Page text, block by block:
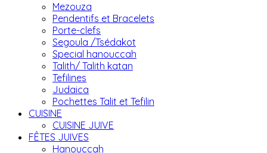
Mezouza
Pendentifs et Bracelets
Porte-clefs
Segoula /Tsédakot
Special hanouccah
Talith/ Talith katan
Tefilines
Judaica
Pochettes Talit et Tefilin
CUISINE
CUISINE JUIVE
FÊTES JUIVES
Hanouccah